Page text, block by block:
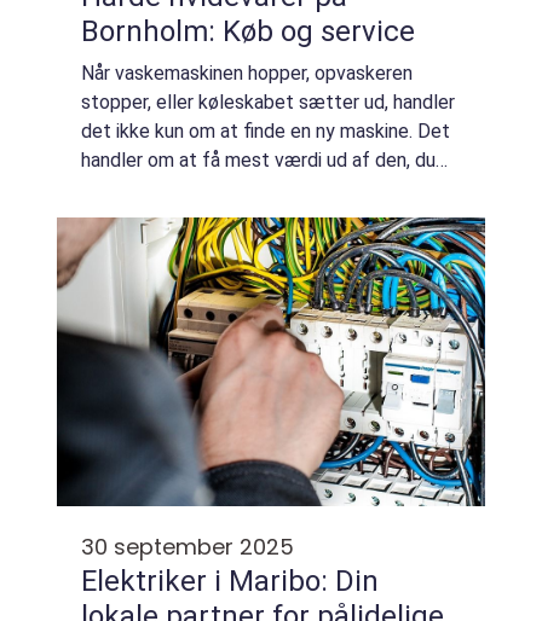
Bornholm: Køb og service
Når vaskemaskinen hopper, opvaskeren
stopper, eller køleskabet sætter ud, handler
det ikke kun om at finde en ny maskine. Det
handler om at få mest værdi ud af den, du
30 september 2025
Elektriker i Maribo: Din